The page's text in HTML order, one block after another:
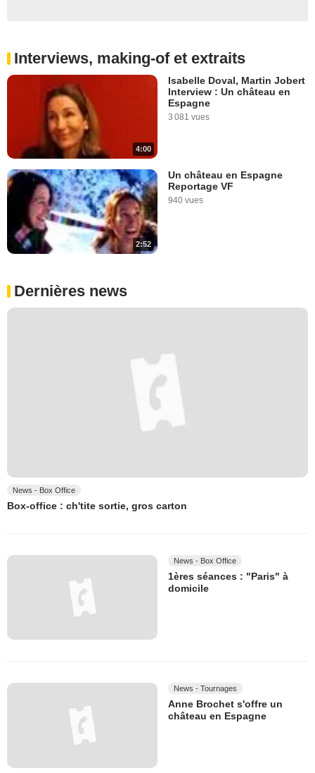
Interviews, making-of et extraits
4:00
Isabelle Doval, Martin Jobert
Interview : Un château en
Espagne
3 081 vues
2:52
Un château en Espagne
Reportage VF
940 vues
Dernières news
News - Box Office
Box-office : ch'tite sortie, gros carton
News - Box Office
1ères séances : "Paris" à
domicile
News - Tournages
Anne Brochet s'offre un
château en Espagne